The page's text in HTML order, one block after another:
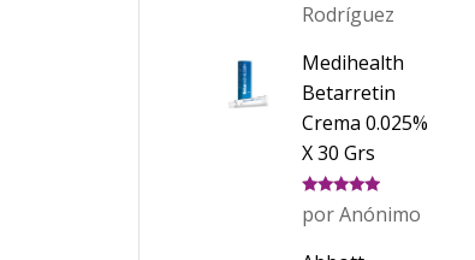
Rodríguez
Medihealth
Betarretin
Crema 0.025%
X 30 Grs
Valorado
con
de 5
por Anónimo